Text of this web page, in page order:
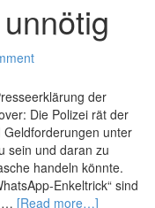
der
Die Polizei rät der
unter
sein und daran zu
handeln könnte.
Enkeltrick“ sind
… [Read more…]